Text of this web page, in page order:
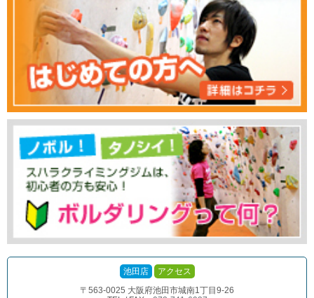
池田店
アクセス
〒563-0025 大阪府池田市城南1丁目9-26